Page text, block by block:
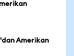
Amerikan